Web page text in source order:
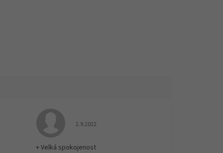
z 5 hvězdiček. Hodnocení obchodu je 5 z 5 hvězdiček.
2.9.2022
+ Velká spokojenost